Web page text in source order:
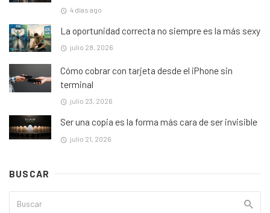
4 días ago
La oportunidad correcta no siempre es la más sexy
julio 28, 2026
Cómo cobrar con tarjeta desde el iPhone sin
terminal
julio 23, 2026
Ser una copia es la forma más cara de ser invisible
julio 21, 2026
BUSCAR